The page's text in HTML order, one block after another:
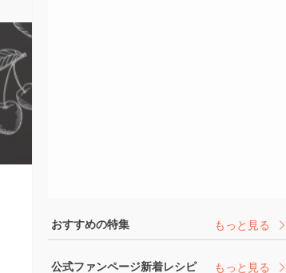
おすすめの特集 もっと見る
公式ファンページ新着レシピ もっと見る